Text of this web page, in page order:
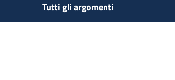
Tutti gli argomenti